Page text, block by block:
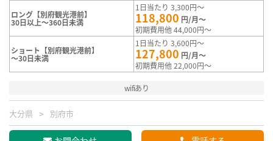
ロング【別府観光港前】
30日以上～360日未満
1日当たり 3,300円～
118,800 円/月～
初期費用他 44,000円～
ショート【別府観光港前】
～30日未満
1日当たり 3,600円～
127,800 円/月～
初期費用他 22,000円～
wifiあり
大分県 別府市